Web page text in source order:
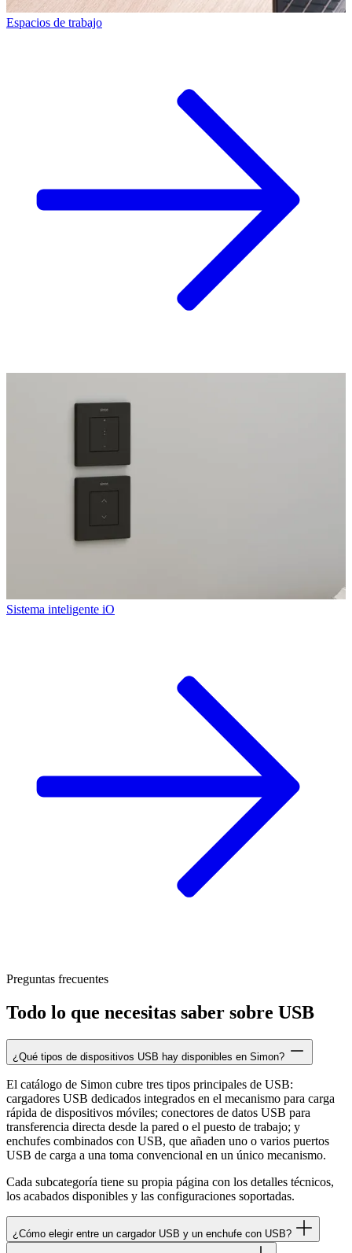
Espacios de trabajo
Sistema inteligente iO
Preguntas frecuentes
Todo lo que necesitas saber sobre USB
¿Qué tipos de dispositivos USB hay disponibles en Simon?
El catálogo de Simon cubre tres tipos principales de USB:
cargadores USB dedicados integrados en el mecanismo para carga
rápida de dispositivos móviles; conectores de datos USB para
transferencia directa desde la pared o el puesto de trabajo; y
enchufes combinados con USB, que añaden uno o varios puertos
USB de carga a una toma convencional en un único mecanismo.
Cada subcategoría tiene su propia página con los detalles técnicos,
los acabados disponibles y las configuraciones soportadas.
¿Cómo elegir entre un cargador USB y un enchufe con USB?